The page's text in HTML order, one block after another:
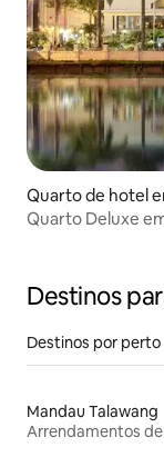
Quarto de hotel
Quarto Deluxe
Destinos
Destinos por perto
Mandau Talawang
Arrendamentos